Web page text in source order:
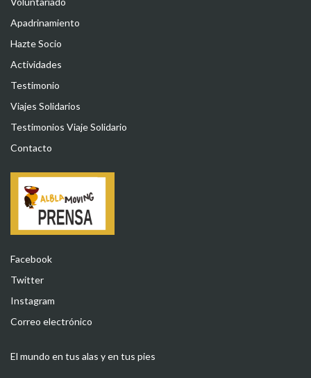
Apadrinamiento
Hazte Socio
Actividades
Testimonio
Viajes Solidarios
Testimonios Viaje Solidario
Contacto
Facebook
Twitter
Instagram
Correo electrónico
El mundo en tus alas y en tus pies